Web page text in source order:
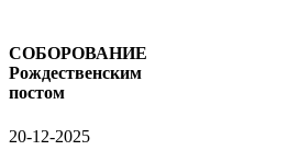
СОБОРОВАНИЕ
Рождественским
постом
20-12-2025